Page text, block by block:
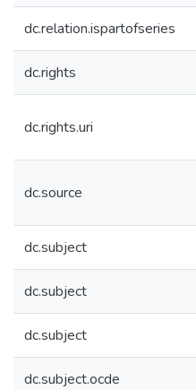
dc.relation.ispartofseries
dc.rights
dc.rights.uri
dc.source
dc.subject
dc.subject
dc.subject
dc.subject.ocde